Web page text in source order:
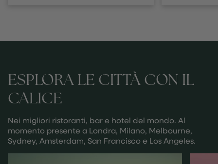
ESPLORA LE CITTÀ CON IL
CALICE
Nei migliori ristoranti, bar e hotel del mondo. Al
momento presente a Londra, Milano, Melbourne,
Sydney, Amsterdam, San Francisco e Los Angeles.